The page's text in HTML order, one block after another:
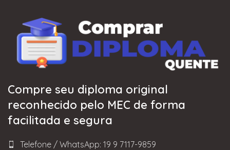
Compre seu diploma original
reconhecido pelo MEC de forma
facilitada e segura
Telefone / WhatsApp: 19 9 7117-9859